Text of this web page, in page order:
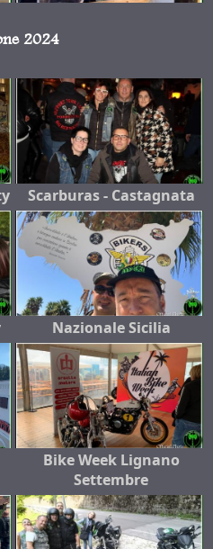
2024
Scarburas - Castagnata
Nazionale Sicilia
Bike Week Lignano
Settembre